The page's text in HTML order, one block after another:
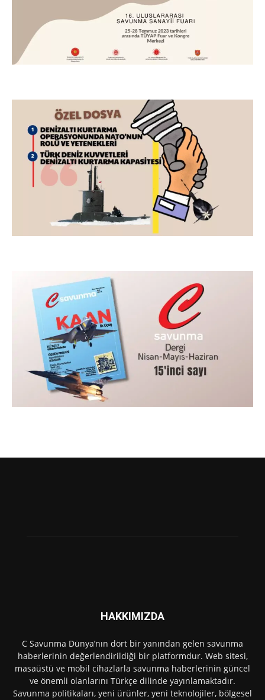
HAKKIMIZDA
C Savunma Dünya’nın dört bir yanından gelen savunma
haberlerinin değerlendirildiği bir platformdur. Web sitesi,
masaüstü ve mobil cihazlarla savunma haberlerinin güncel
ve önemli olanlarını Türkçe dilinde yayınlamaktadır.
Savunma politikaları, yeni ürünler, yeni teknolojiler, bölgesel